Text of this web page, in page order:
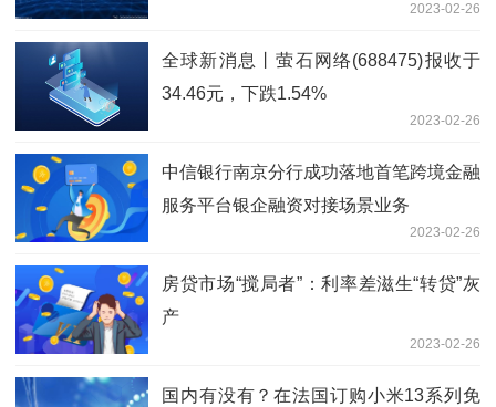
2023-02-26
全球新消息丨萤石网络(688475)报收于
34.46元，下跌1.54%
2023-02-26
中信银行南京分行成功落地首笔跨境金融
服务平台银企融资对接场景业务
2023-02-26
房贷市场“搅局者”：利率差滋生“转贷”灰
产
2023-02-26
国内有没有？在法国订购小米13系列免